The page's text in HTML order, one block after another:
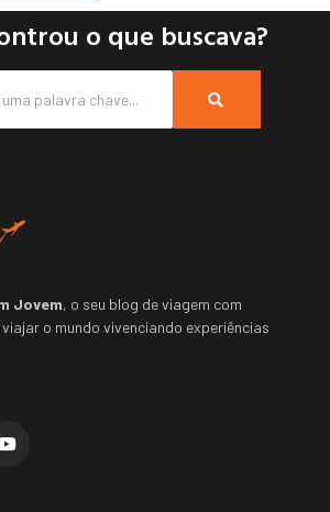
o que buscava?
Jovem, o seu blog de viagem com
o mundo vivenciando experiências